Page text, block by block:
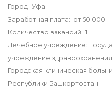
Город: Уфа
Заработная плата: от 50 000
Количество вакансий: 1
Лечебное учреждение:
учреждение
Городская клиническая
Республики Башкортостан